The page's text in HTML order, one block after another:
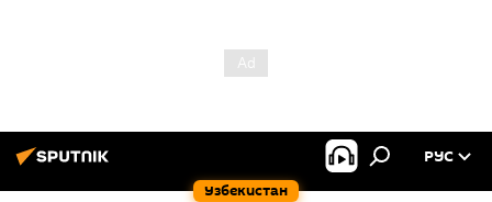
Узбекистан
РУС